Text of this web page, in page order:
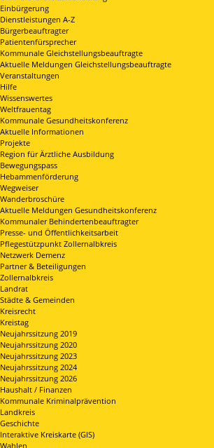
Einbürgerung
Dienstleistungen A-Z
Bürgerbeauftragter
Patientenfürsprecher
Kommunale Gleichstellungsbeauftragte
Aktuelle Meldungen Gleichstellungsbeauftragte
Veranstaltungen
Hilfe
Wissenswertes
Weltfrauentag
Kommunale Gesundheitskonferenz
Aktuelle Informationen
Projekte
Region für Ärztliche Ausbildung
Bewegungspass
Hebammenförderung
Wegweiser
Wanderbroschüre
Aktuelle Meldungen Gesundheitskonferenz
Kommunaler Behindertenbeauftragter
Presse- und Öffentlichkeitsarbeit
Pflegestützpunkt Zollernalbkreis
Netzwerk Demenz
Partner & Beteiligungen
Zollernalbkreis
Landrat
Städte & Gemeinden
Kreisrecht
Kreistag
Neujahrssitzung 2019
Neujahrssitzung 2020
Neujahrssitzung 2023
Neujahrssitzung 2024
Neujahrssitzung 2026
Haushalt / Finanzen
Kommunale Kriminalprävention
Landkreis
Geschichte
Interaktive Kreiskarte (GIS)
Wahlen